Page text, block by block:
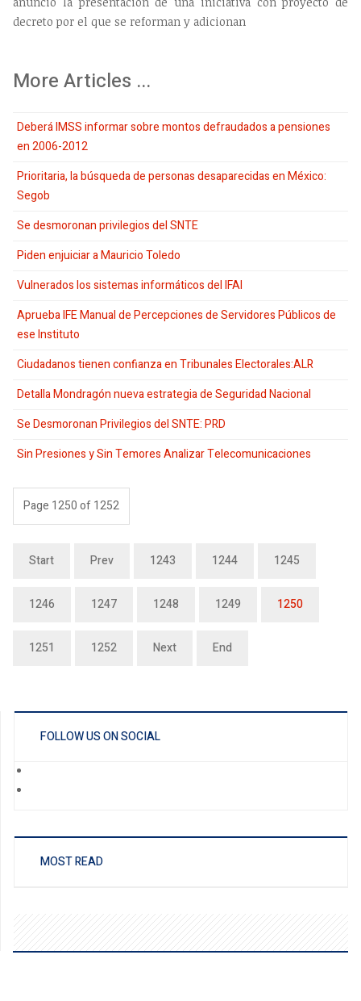
decreto por el que se reforman y adicionan
More Articles ...
Deberá IMSS informar sobre montos defraudados a pensiones
en 2006-2012
Prioritaria, la búsqueda de personas desaparecidas en México:
Segob
Se desmoronan privilegios del SNTE
Piden enjuiciar a Mauricio Toledo
Vulnerados los sistemas informáticos del IFAI
Aprueba IFE Manual de Percepciones de Servidores Públicos de
ese Instituto
Ciudadanos tienen confianza en Tribunales Electorales:ALR
Detalla Mondragón nueva estrategia de Seguridad Nacional
Se Desmoronan Privilegios del SNTE: PRD
Sin Presiones y Sin Temores Analizar Telecomunicaciones
Page 1250 of 1252
Start Prev 1243 1244 1245
1246 1247 1248 1249 1250
1251 1252 Next End
FOLLOW US ON SOCIAL
MOST READ